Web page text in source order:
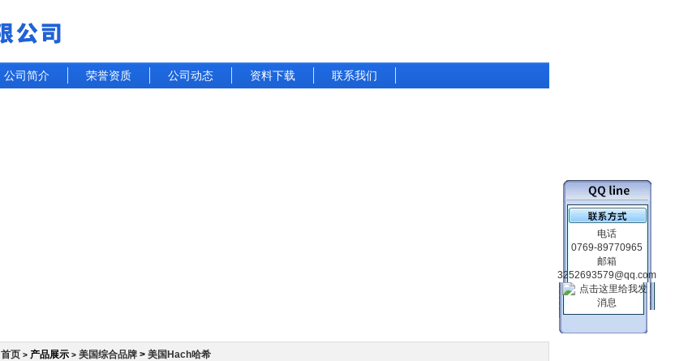
公司简介 荣誉资质 公司动态 资料下载 联系我们
首页 > 产品展示 > 美国综合品牌 > 美国Hach哈希
电话
0769-89770965
邮箱
3252693579@qq.com